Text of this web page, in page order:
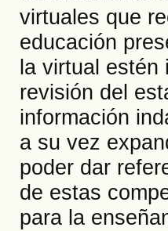
virtuales que
educación
la virtual estén
revisión del
información
a su vez
poder dar
de estas
para la